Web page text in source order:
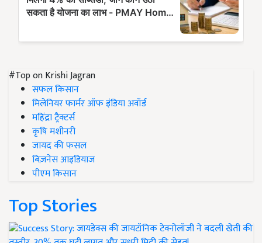
#Top on Krishi Jagran
सफल किसान
मिलेनियर फार्मर ऑफ इंडिया अवॉर्ड
महिंद्रा ट्रैक्टर्स
कृषि मशीनरी
जायद की फसल
बिज़नेस आइडियाज
पीएम किसान
Top Stories